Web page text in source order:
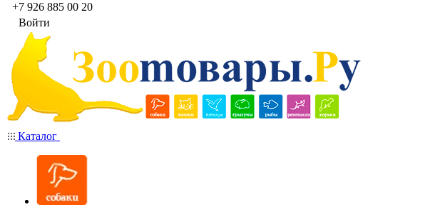
+7 926 885 00 20
Войти
Каталог